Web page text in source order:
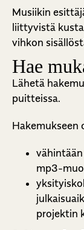
Musiikin
liittyvistä
vihkon
Hae
Lähetä
puitteissa.
Hakemukseen
mp3-
projektin